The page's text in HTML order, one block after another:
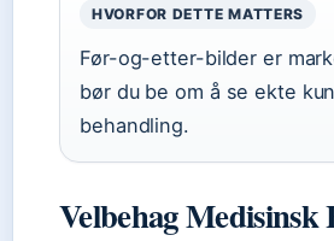
HVORFOR DETTE MATTERS
Før-og-etter-bilder er
bør du be om å se ekte
behandling.
Velbehag